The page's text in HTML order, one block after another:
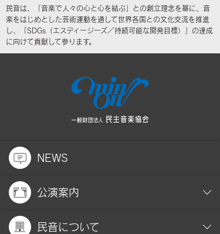
民音は、「音楽で人々の心と心を結ぶ」との創立理念を基に、音
楽をはじめとした芸術運動を通して世界各国との文化交流を推進
し、「SDGs（エスディージーズ／持続可能な開発目標）」の達成
に向けて貢献して参ります。
NEWS
公演案内
民音について